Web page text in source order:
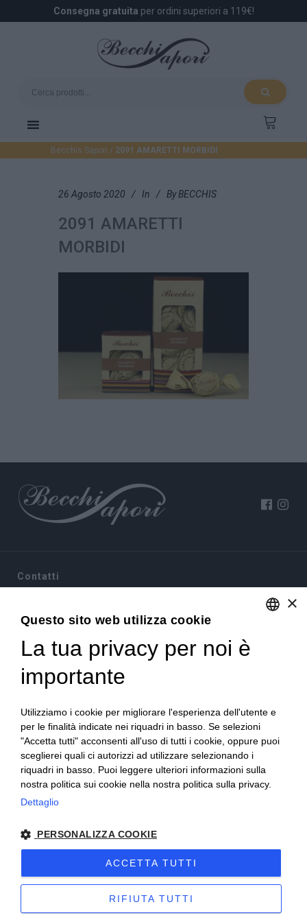
Consegna gratuita per ordini superiori a 119€!
Becchis Sapori / 2091 AMARETTI MORBIDI
26 Agosto 2020 In By BECCHIS
2091 AMARETTI
MORBIDI
Contatti
10022 Carmagnola(TO)
+39 380 6441674
info@becchisapori.it
Informazioni
Home
Chi siamo
Condizioni di vendita
Diritto di recesso
Modalità pagamento
Spedizioni e consegne
Supporto e assistenza
Imballi antirottura
Contatti
×
Questo sito web utilizza cookie
La tua privacy per noi è
importante
Utilizziamo i cookie per migliorare l'esperienza dell'utente e
per le finalità indicate nei riquadri in basso. Se selezioni
"Accetta tutti" acconsenti all'uso di tutti i cookie, oppure puoi
sceglierei quali ci autorizzi ad utilizzare selezionando i
riquadri in basso. Puoi leggere ulteriori informazioni sulla
nostra politica sui cookie nella nostra politica sulla privacy.
Dettaglio
PERSONALIZZA COOKIE
ACCETTA TUTTI
RIFIUTA TUTTI